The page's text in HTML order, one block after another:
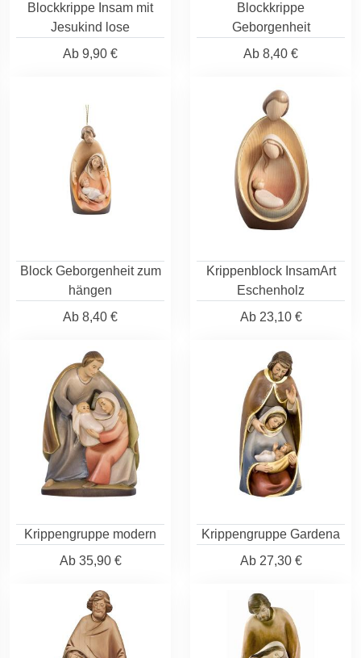
Blockkrippe Insam mit
Jesukind lose
Ab 9,90 €
Blockkrippe
Geborgenheit
Ab 8,40 €
Block Geborgenheit zum
hängen
Ab 8,40 €
Krippenblock InsamArt
Eschenholz
Ab23,10 €
Krippengruppe modern
Ab35,90 €
Krippengruppe Gardena
Ab27,30 €